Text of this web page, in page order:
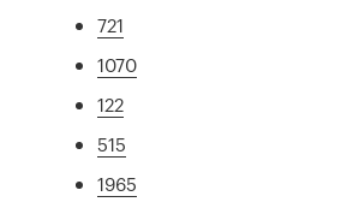
721
1070
122
515
1965